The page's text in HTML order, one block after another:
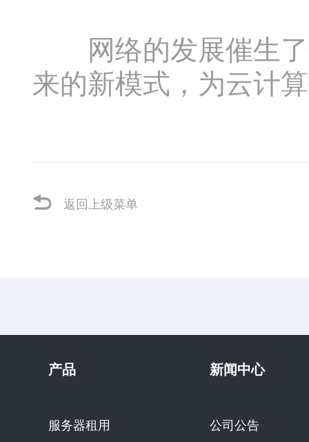
网络的发展催生了
来的新模式，为云计
返回上级菜单
产品
服务器租用
新闻中心
公司公告